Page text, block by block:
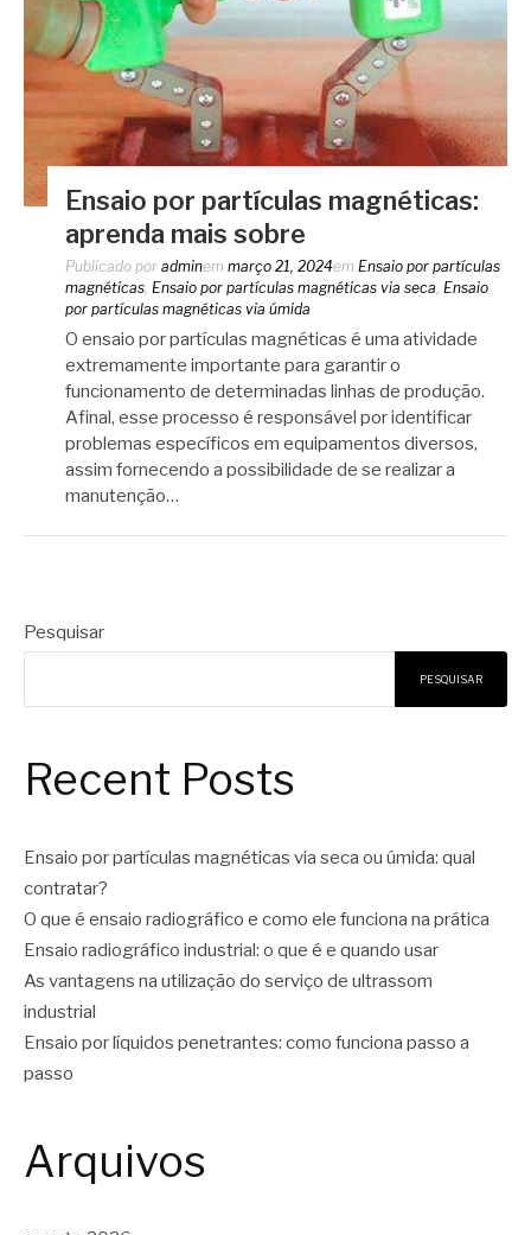
Ensaio por partículas magnéticas:
aprenda mais sobre
Publicado por adminem março 21, 2024em Ensaio por partículas
magnéticas Ensaio por partículas magnéticas via seca Ensaio
por partículas magnéticas via úmida
O ensaio por partículas magnéticas é uma atividade
extremamente importante para garantir o
funcionamento de determinadas linhas de produção.
Afinal, esse processo é responsável por identificar
problemas específicos em equipamentos diversos,
assim fornecendo a possibilidade de se realizar a
manutenção…
Pesquisar
PESQUISAR
Recent Posts
Ensaio por partículas magnéticas via seca ou úmida: qual
contratar?
O que é ensaio radiográfico e como ele funciona na prática
Ensaio radiográfico industrial: o que é e quando usar
As vantagens na utilização do serviço de ultrassom
industrial
Ensaio por líquidos penetrantes: como funciona passo a
passo
Arquivos